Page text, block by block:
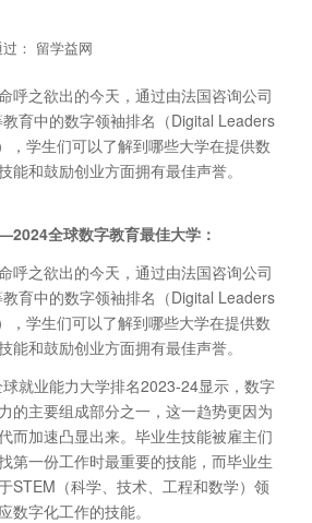
： 留学益网
呼之欲出的今天，通过由法国咨询公司
育中的数字领袖排名（Digital Leaders
，学生们可以了解到哪些大学在提供数
能和鼓励创业方面拥有最佳声誉。
全球数字教育最佳大学：
呼之欲出的今天，通过由法国咨询公司
育中的数字领袖排名（Digital Leaders
，学生们可以了解到哪些大学在提供数
能和鼓励创业方面拥有最佳声誉。
就业能力大学排名2023-24显示，数字
的主要组成部分之一，这一趋势更因为
而加速凸显出来。毕业生技能被雇主们
第一份工作时最重要的技能，而毕业生
STEM（科学、技术、工程和数学）领
数字化工作的技能。